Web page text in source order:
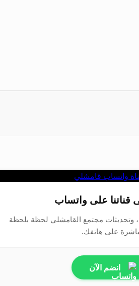
قناتنا على واتساب
وتحديثات مجتمع القامشلي لحظة بلحظة
على هاتفك.
انضم الآن